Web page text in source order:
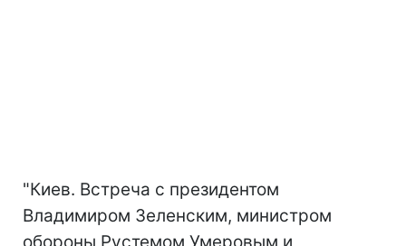
"Киев. Встреча с президентом
Владимиром Зеленским, министром
обороны Рустемом Умеровым и